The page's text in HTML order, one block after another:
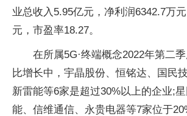
业总收入5.95亿元，净利润6342.7万
元，市盈率18.27。
在所属5G·终端概念2022年第二
比增长中，宇晶股份、恒铭达、国民
新雷能等6家是超过30%以上的企业;
能、信维通信、永贵电器等7家位于